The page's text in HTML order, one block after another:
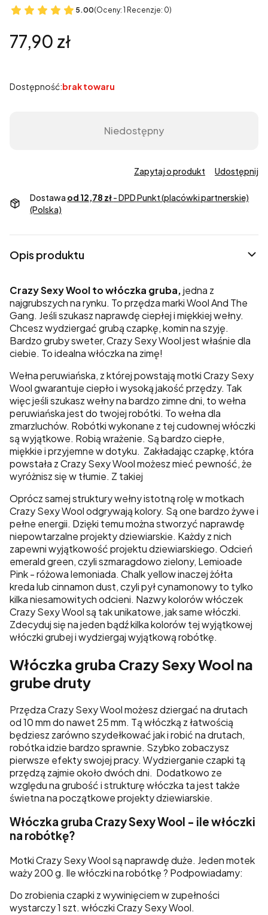
5.00(Oceny: 1 Recenzje: 0)
Cena
77,90 zł
Dostępność:brak towaru
Niedostępny
Zapytaj o produkt Udostępnij
Dostawa od 12,78 zł- DPD Punkt (placówki partnerskie)
(Polska)
Opis produktu
Crazy Sexy Wool to włóczka gruba,jedna z
najgrubszych na rynku. To przędza marki Wool And The
Gang. Jeśli szukasz naprawdę ciepłej i miękkiej wełny.
Chcesz wydziergać grubą czapkę, komin na szyję.
Bardzo gruby sweter, Crazy Sexy Wool jest właśnie dla
ciebie. To idealna włóczka na zimę!
Wełna peruwiańska, z której powstają motki Crazy Sexy
Wool gwarantuje ciepło i wysoką jakość przędzy. Tak
więc jeśli szukasz wełny na bardzo zimne dni, to wełna
peruwiańska jest do twojej robótki. To wełna dla
zmarzluchów. Robótki wykonane z tej cudownej włóczki
są wyjątkowe. Robią wrażenie. Są bardzo ciepłe,
miękkie i przyjemne w dotyku. Zakładając czapkę, która
powstała z Crazy Sexy Wool możesz mieć pewność, że
wyróżnisz się w tłumie. Z takiej
Oprócz samej struktury wełny istotną rolę w motkach
Crazy Sexy Wool odgrywają kolory. Są one bardzo żywe i
pełne energii. Dzięki temu można stworzyć naprawdę
niepowtarzalne projekty dziewiarskie. Każdy z nich
zapewni wyjątkowość projektu dziewiarskiego. Odcień
emerald green, czyli szmaragdowo zielony, Lemioade
Pink - różowa lemoniada. Chalk yellow inaczej żółta
kreda lub cinnamon dust, czyli pył cynamonowy to tylko
kilka niesamowitych odcieni. Nazwy kolorów włóczek
Crazy Sexy Wool są tak unikatowe, jak same włóczki.
Zdecyduj się na jeden bądź kilka kolorów tej wyjątkowej
włóczki grubej i wydziergaj wyjątkową robótkę.
Włóczka gruba Crazy Sexy Wool na
grube druty
Przędza Crazy Sexy Wool możesz dziergać na drutach
od 10 mm do nawet 25 mm. Tą włóczką z łatwością
będziesz zarówno szydełkować jak i robić na drutach,
robótka idzie bardzo sprawnie. Szybko zobaczysz
pierwsze efekty swojej pracy. Wydzierganie czapki tą
przędzą zajmie około dwóch dni. Dodatkowo ze
względu na grubość i strukturę włóczka ta jest także
świetna na początkowe projekty dziewiarskie.
Włóczka gruba Crazy Sexy Wool - ile włóczki
na robótkę?
Motki Crazy Sexy Wool są naprawdę duże. Jeden motek
waży 200 g. Ile włóczki na robótkę ? Podpowiadamy:
Do zrobienia czapki z wywinięciem w zupełności
wystarczy 1 szt. włóczki Crazy Sexy Wool.